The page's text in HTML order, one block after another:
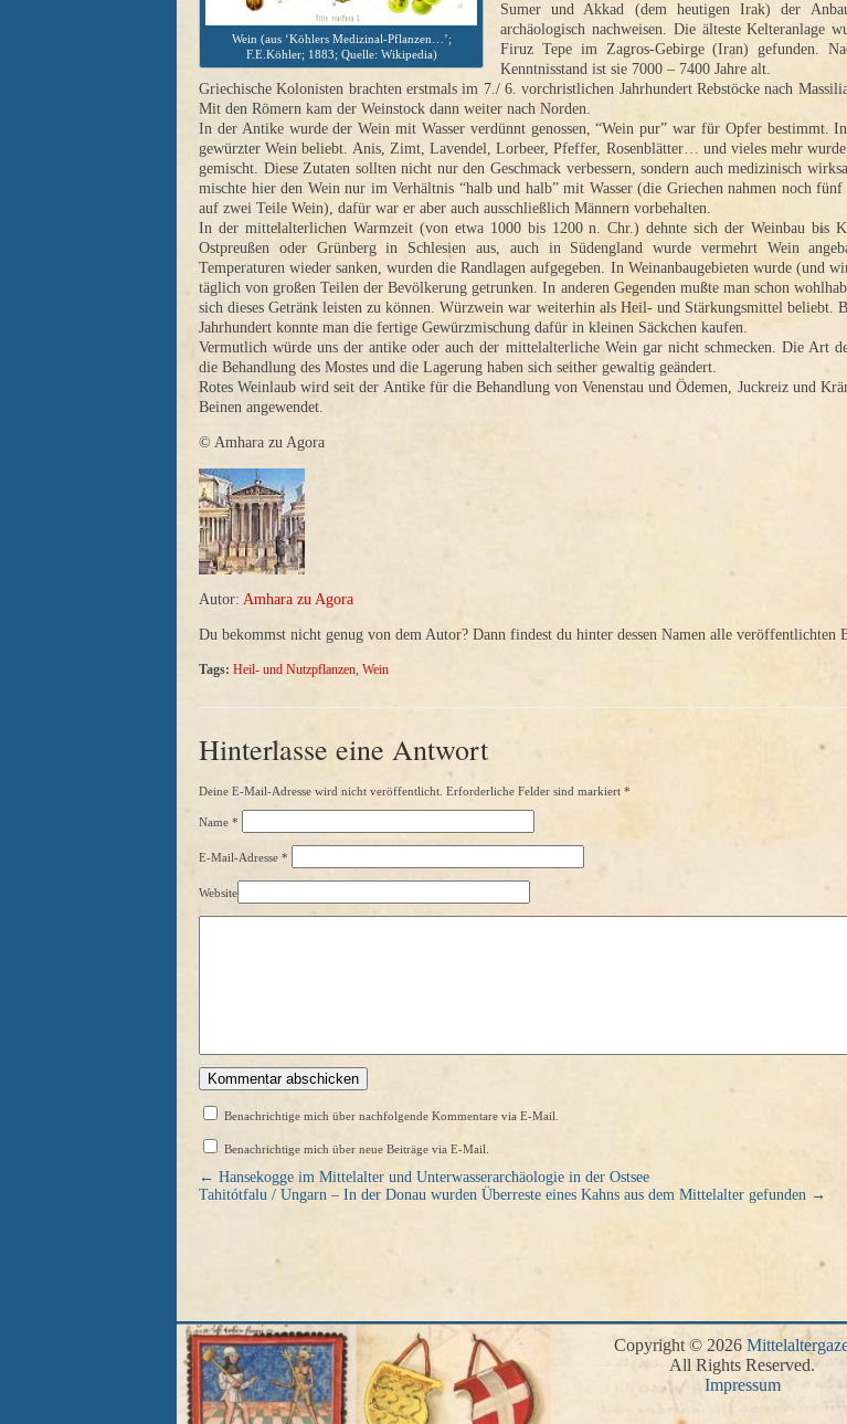
Wein (aus ‘Köhlers Medizinal-Pflanzen…’;
F.E.Köhler; 1883; Quelle: Wikipedia)
Sumer und Akkad (dem heutigen Irak) der
archäologisch nachweisen. Die älteste Kelteranlage
Firuz Tepe im Zagros-Gebirge (Iran) gefunden.
Kenntnisstand ist sie 7000 – 7400 Jahre alt.
Griechische Kolonisten brachten erstmals im 7./ 6. vorchristlichen Jahrhundert Rebstöcke nach
Mit den Römern kam der Weinstock dann weiter nach Norden.
In der Antike wurde der Wein mit Wasser verdünnt genossen, “Wein pur” war für Opfer bestimmt.
gewürzter Wein beliebt. Anis, Zimt, Lavendel, Lorbeer, Pfeffer, Rosenblätter… und vieles mehr
gemischt. Diese Zutaten sollten nicht nur den Geschmack verbessern, sondern auch medizinisch
mischte hier den Wein nur im Verhältnis “halb und halb” mit Wasser (die Griechen nahmen noch fünf
auf zwei Teile Wein), dafür war er aber auch ausschließlich Männern vorbehalten.
In der mittelalterlichen Warmzeit (von etwa 1000 bis 1200 n. Chr.) dehnte sich der Weinbau bis
Ostpreußen oder Grünberg in Schlesien aus, auch in Südengland wurde vermehrt Wein
Temperaturen wieder sanken, wurden die Randlagen aufgegeben. In Weinanbaugebieten wurde (und
täglich von großen Teilen der Bevölkerung getrunken. In anderen Gegenden mußte man schon
sich dieses Getränk leisten zu können. Würzwein war weiterhin als Heil- und Stärkungsmittel beliebt.
Jahrhundert konnte man die fertige Gewürzmischung dafür in kleinen Säckchen kaufen.
Vermutlich würde uns der antike oder auch der mittelalterliche Wein gar nicht schmecken. Die Art
die Behandlung des Mostes und die Lagerung haben sich seither gewaltig geändert.
Rotes Weinlaub wird seit der Antike für die Behandlung von Venenstau und Ödemen, Juckreiz und
Beinen angewendet.
© Amhara zu Agora
Autor: Amhara zu Agora
Du bekommst nicht genug von dem Autor? Dann findest du hinter dessen Namen alle veröffentlichten
Tags: Heil- und Nutzpflanzen, Wein
Hinterlasse eine Antwort
Deine E-Mail-Adresse wird nicht veröffentlicht. Erforderliche Felder sind markiert *
Name *
E-Mail-Adresse *
Website
Benachrichtige mich über nachfolgende Kommentare via E-Mail.
Benachrichtige mich über neue Beiträge via E-Mail.
← Hansekogge im Mittelalter und Unterwasserarchäologie in der Ostsee
Tahitótfalu / Ungarn – In der Donau wurden Überreste eines Kahns aus dem Mittelalter gefunden →
Copyright © 2026
All Rights Reserved.
Impressum